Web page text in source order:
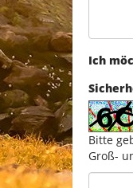
Ich
Bitte
Groß-